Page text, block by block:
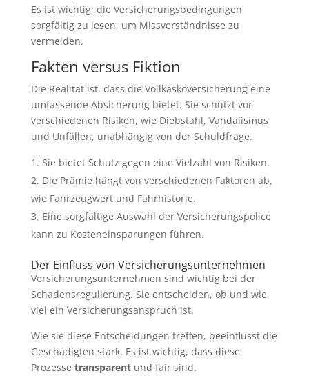
Es ist wichtig, die Versicherungsbedingungen
sorgfältig zu lesen, um Missverständnisse zu
vermeiden.
Fakten versus Fiktion
Die Realität ist, dass die Vollkaskoversicherung eine
umfassende Absicherung bietet. Sie schützt vor
verschiedenen Risiken, wie Diebstahl, Vandalismus
und Unfällen, unabhängig von der Schuldfrage.
Sie bietet Schutz gegen eine Vielzahl von Risiken.
Die Prämie hängt von verschiedenen Faktoren ab,
wie Fahrzeugwert und Fahrhistorie.
Eine sorgfältige Auswahl der Versicherungspolice
kann zu Kosteneinsparungen führen.
Der Einfluss von Versicherungsunternehmen
Versicherungsunternehmen sind wichtig bei der
Schadensregulierung. Sie entscheiden, ob und wie
viel ein Versicherungsanspruch ist.
Wie sie diese Entscheidungen treffen, beeinflusst die
Geschädigten stark. Es ist wichtig, dass diese
Prozesse transparentund fair sind.